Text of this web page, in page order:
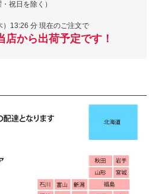
・祝日を除く）
）13:26 分 現在のご注文で
店から出荷予定です！